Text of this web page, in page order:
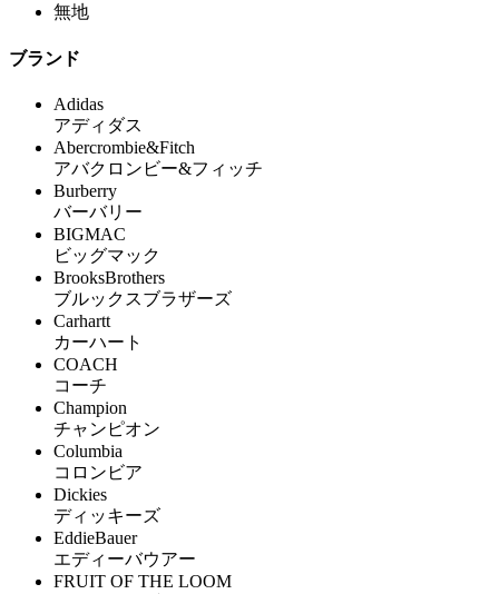
無地
ブランド
Adidas
アディダス
Abercrombie&Fitch
アバクロンビー&フィッチ
Burberry
バーバリー
BIGMAC
ビッグマック
BrooksBrothers
ブルックスブラザーズ
Carhartt
カーハート
COACH
コーチ
Champion
チャンピオン
Columbia
コロンビア
Dickies
ディッキーズ
EddieBauer
エディーバウアー
FRUIT OF THE LOOM